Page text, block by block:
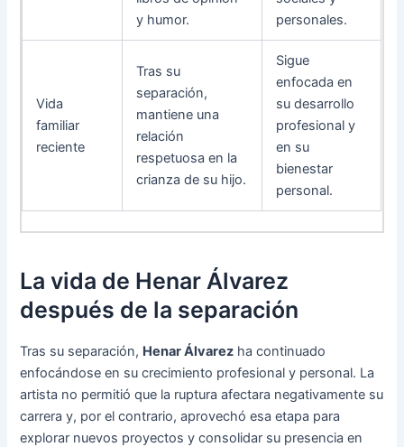
y humor.
personales.
Vida
familiar
reciente
Tras su
separación,
mantiene una
relación
respetuosa en la
crianza de su hijo.
Sigue
enfocada en
su desarrollo
profesional y
en su
bienestar
personal.
La vida de Henar Álvarez
después de la separación
Tras su separación, Henar Álvarez ha continuado
enfocándose en su crecimiento profesional y personal. La
artista no permitió que la ruptura afectara negativamente su
carrera y, por el contrario, aprovechó esa etapa para
explorar nuevos proyectos y consolidar su presencia en